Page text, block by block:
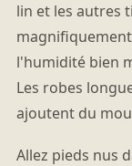
lin et les autres
l'humidité bien
Les robes
ajoutent du
Allez pieds nus